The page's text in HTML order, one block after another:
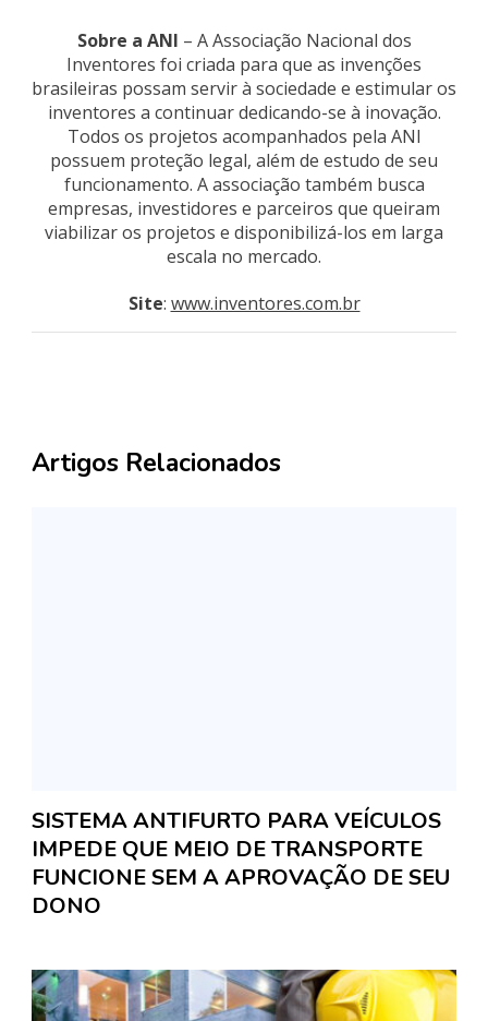
Sobre a ANI – A Associação Nacional dos
Inventores foi criada para que as invenções
brasileiras possam servir à sociedade e estimular os
inventores a continuar dedicando-se à inovação.
Todos os projetos acompanhados pela ANI
possuem proteção legal, além de estudo de seu
funcionamento. A associação também busca
empresas, investidores e parceiros que queiram
viabilizar os projetos e disponibilizá-los em larga
escala no mercado.
Site: www.inventores.com.br
Artigos Relacionados
SISTEMA ANTIFURTO PARA VEÍCULOS
IMPEDE QUE MEIO DE TRANSPORTE
FUNCIONE SEM A APROVAÇÃO DE SEU
DONO